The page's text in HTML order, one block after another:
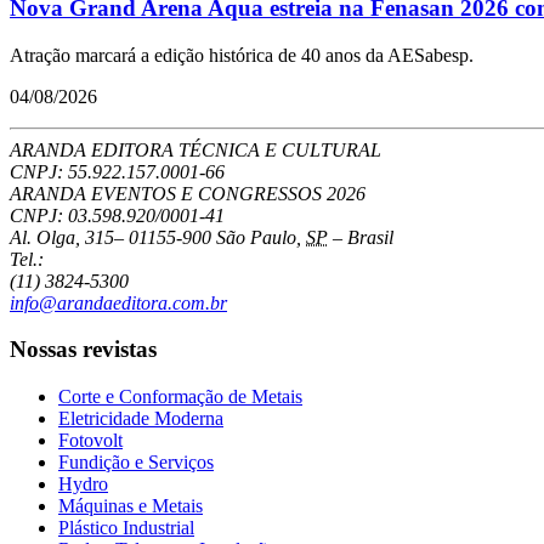
Nova Grand Arena Aqua estreia na Fenasan 2026
Atração marcará a edição histórica de 40 anos da AESabesp.
04/08/2026
ARANDA EDITORA TÉCNICA E CULTURAL
CNPJ: 55.922.157.0001-66
ARANDA EVENTOS E CONGRESSOS 2026
CNPJ: 03.598.920/0001-41
Al. Olga, 315– 01155-900 São Paulo SP – Brasil
Tel.:
(11) 3824-5300
info@arandaeditora.com.br
Nossas revistas
Corte e Conformação de Metais
Eletricidade Moderna
Fotovolt
Fundição e Serviços
Hydro
Máquinas e Metais
Plástico Industrial